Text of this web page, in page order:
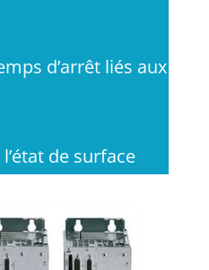
d’arrêt liés aux
de surface